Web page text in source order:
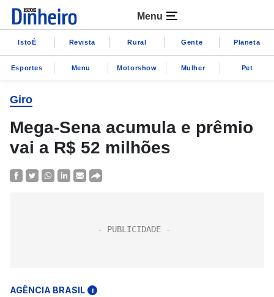
Menu
IstoÉ Revista Rural Gente Planeta
Esportes Menu Motorshow Mulher Pet
Giro
Mega-Sena acumula e prêmio
vai a R$ 52 milhões
AGÊNCIA BRASIL i